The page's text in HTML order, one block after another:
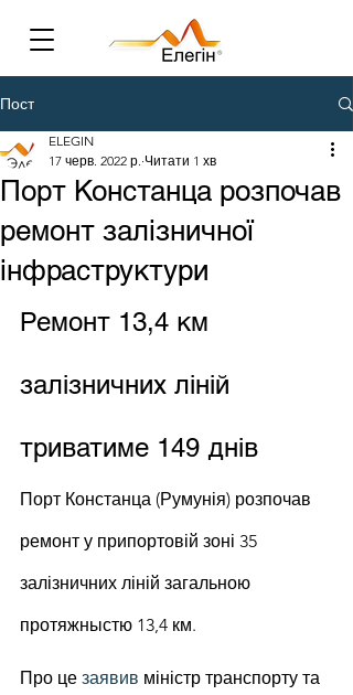
Пост
Порт Констанца розпочав
ремонт залізничної
інфраструктури
ELEGIN
17 черв. 2022 р. Читати 1 хв
Ремонт 13,4 км
залізничних ліній
триватиме 149 днів
Порт Констанца (Румунія) розпочав
ремонт у припортовій зоні 35
залізничних ліній загальною
протяжныстю 13,4 км.
Про це заявив міністр транспорту та